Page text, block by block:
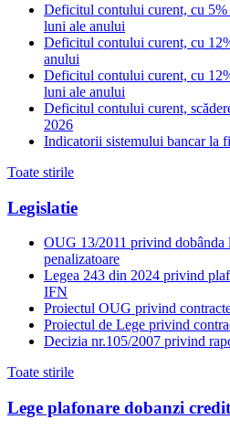
Deficitul contului curent, cu
luni ale anului
Deficitul contului curent, cu
anului
Deficitul contului curent, cu
luni ale anului
Deficitul contului curent,
2026
Indicatorii sistemului bancar la
Toate stirile
Legislatie
OUG 13/2011 privind dobânda
penalizatoare
Legea 243 din 2024 privind
IFN
Proiectul OUG privind
Proiectul de Lege privind
Decizia nr.105/2007 privind
Toate stirile
Lege plafonare dobanzi